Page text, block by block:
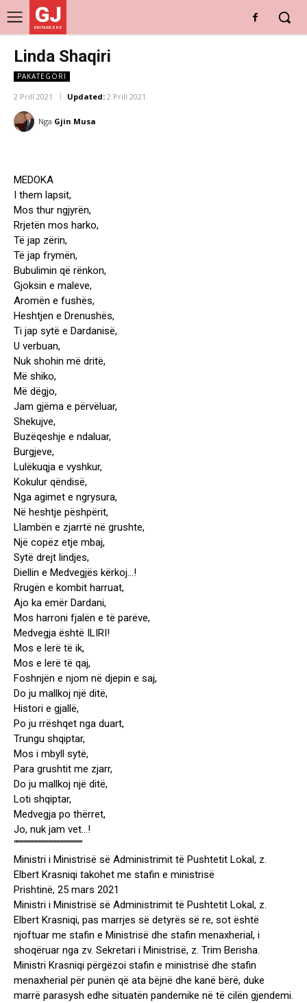
GJ
DRITARE E RE
Linda Shaqiri
PAKATEGORI
2 Prill 2021 Updated: 2 Prill 2021
Nga Gjin Musa
MEDOKA
I them lapsit,
Mos thur ngjyrën,
Rrjetën mos harko,
Të jap zërin,
Të jap frymën,
Bubulimin që rënkon,
Gjoksin e maleve,
Aromën e fushës,
Heshtjen e Drenushës,
Ti jap sytë e Dardanisë,
U verbuan,
Nuk shohin më dritë,
Më shiko,
Më dëgjo,
Jam gjëma e përvëluar,
Shekujve,
Buzëqeshje e ndaluar,
Burgjeve,
Lulëkuqja e vyshkur,
Kokulur qëndisë,
Nga agimet e ngrysura,
Në heshtje pëshpërit,
Llambën e zjarrtë në grushte,
Një copëz etje mbaj,
Sytë drejt lindjes,
Diellin e Medvegjës kërkoj…!
Rrugën e kombit harruat,
Ajo ka emër Dardani,
Mos harroni fjalën e të parëve,
Medvegja është ILIRI!
Mos e lerë të ik,
Mos e lerë të qaj,
Foshnjën e njom në djepin e saj,
Do ju mallkoj një ditë,
Histori e gjallë,
Po ju rrëshqet nga duart,
Trungu shqiptar,
Mos i mbyll sytë,
Para grushtit me zjarr,
Do ju mallkoj një ditë,
Loti shqiptar,
Medvegja po thërret,
Jo, nuk jam vet…!
“””””””””””””””””””””””””
Ministri i Ministrisë së Administrimit të Pushtetit Lokal, z.
Elbert Krasniqi takohet me stafin e ministrisë
Prishtinë, 25 mars 2021
Ministri i Ministrisë së Administrimit të Pushtetit Lokal, z.
Elbert Krasniqi, pas marrjes së detyrës së re, sot është
njoftuar me stafin e Ministrisë dhe stafin menaxherial, i
shoqëruar nga zv. Sekretari i Ministrisë, z. Trim Berisha.
Ministri Krasniqi përgëzoi stafin e ministrisë dhe stafin
menaxherial për punën që ata bëjnë dhe kanë bërë, duke
marrë parasysh edhe situatën pandemike në të cilën gjendemi.